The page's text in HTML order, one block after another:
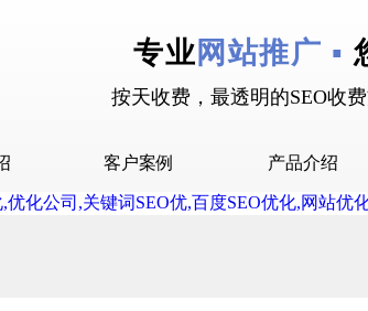
专业 网站推广 ▪
按天收费，最透明的SEO收
客户案例 产品介绍